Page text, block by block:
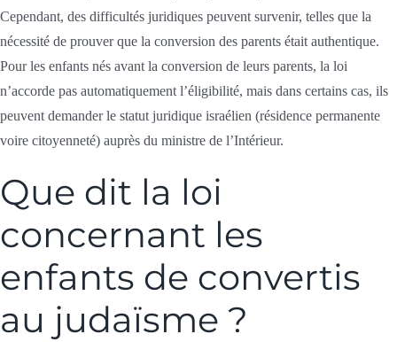
Cependant, des difficultés juridiques peuvent survenir, telles que la
nécessité de prouver que la conversion des parents était authentique.
Pour les enfants nés avant la conversion de leurs parents, la loi
n’accorde pas automatiquement l’éligibilité, mais dans certains cas, ils
peuvent demander le statut juridique israélien (résidence permanente
voire citoyenneté) auprès du ministre de l’Intérieur.
Que dit la loi
concernant les
enfants de convertis
au judaïsme ?